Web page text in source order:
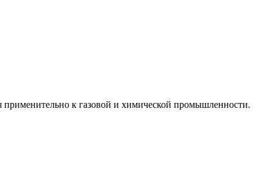
применительно к газовой и химической промышленности.